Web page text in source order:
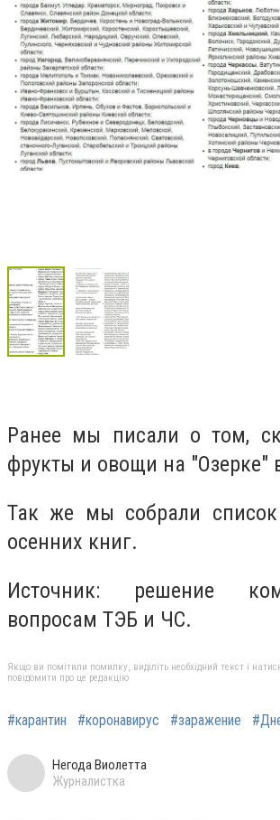
Ранее мы писали о том,
фрукты и овощи на "Озерке"
Так же мы собрали список
осенних книг.
Источник: решение
вопросам ТЭБ и ЧС.
Якщо ви помітили помилку, виділіть необхідний текст і
повідомити про це редакцію
#карантин #коронавирус #заражение
Негода Виолетта
Журналистка